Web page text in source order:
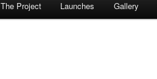
The Project Launches Gallery